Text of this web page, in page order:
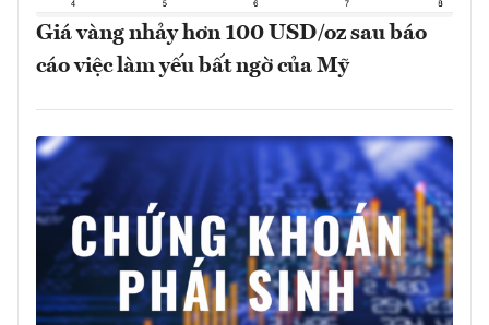
Giá vàng nhảy hơn 100 USD/oz sau báo
cáo việc làm yếu bất ngờ của Mỹ